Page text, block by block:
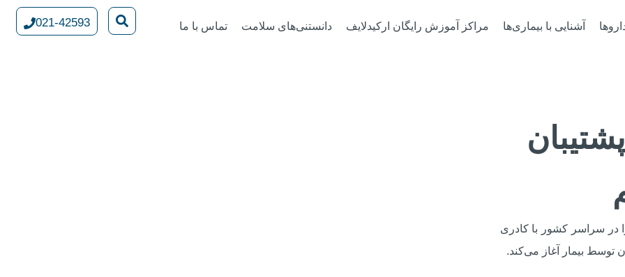
آشنایی با بیماری‌ها مراکز آموزش رایگان ارکیدلایف دانستنی‌های سلامت تماس با ما 021-42593
پشتیبان
در سراسر کشور با کادری
بیمار آغاز می‌کند.